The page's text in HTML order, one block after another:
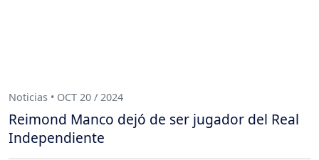
Noticias • OCT 20 / 2024
Reimond Manco dejó de ser jugador del Real
Independiente